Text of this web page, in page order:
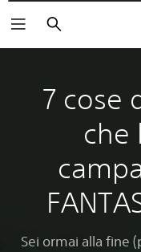
Cerca
7 cose
che
Sei ormai alla fine